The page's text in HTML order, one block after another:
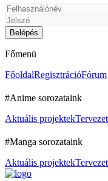
Főmenü
FőoldalRegisztrációFórum
#Anime sorozataink
Aktuális projektek
#Manga sorozataink
Aktuális projektek